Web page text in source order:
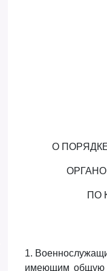
О
ПО
1.
имеющим общую